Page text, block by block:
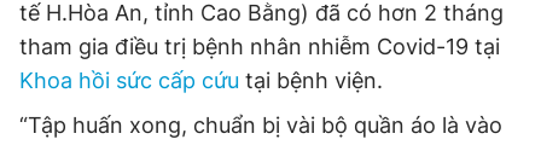
tế H.Hòa An, tỉnh Cao Bằng) đã có hơn 2 tháng
tham gia điều trị bệnh nhân nhiễm Covid-19 tại
Khoa hồi sức cấp cứu tại bệnh viện.
“Tập huấn xong, chuẩn bị vài bộ quần áo là vào